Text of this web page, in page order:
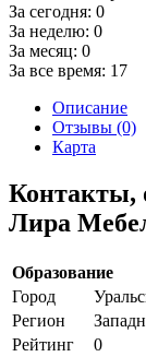
За сегодня: 0
За неделю: 0
За месяц: 0
За все время: 17
Описание
Отзывы (0)
Карта
Контакты,
Лира
Образование
Город
Регион
Рейтинг
0